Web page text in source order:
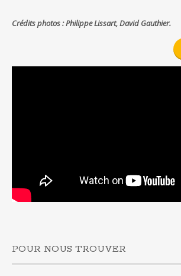
Crédits photos : Philippe Lissart, David Gauthier.
POUR NOUS TROUVER